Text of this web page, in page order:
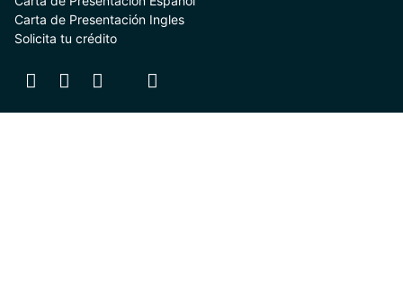
Carta de Presentación Ingles
Solicita tu crédito